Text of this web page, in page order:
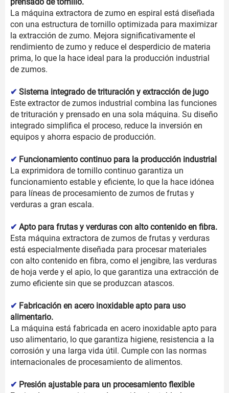
prensado de tornillo.
La máquina extractora de zumo en espiral está diseñada
con una estructura de tornillo optimizada para maximizar
la extracción de zumo. Mejora significativamente el
rendimiento de zumo y reduce el desperdicio de materia
prima, lo que la hace ideal para la producción industrial
de zumos.
✔ Sistema integrado de trituración y extracción de jugo
Este extractor de zumos industrial combina las funciones
de trituración y prensado en una sola máquina. Su diseño
integrado simplifica el proceso, reduce la inversión en
equipos y ahorra espacio de producción.
✔ Funcionamiento continuo para la producción industrial
La exprimidora de tornillo continuo garantiza un
funcionamiento estable y eficiente, lo que la hace idónea
para líneas de procesamiento de zumos de frutas y
verduras a gran escala.
✔ Apto para frutas y verduras con alto contenido en fibra.
Esta máquina extractora de zumos de frutas y verduras
está especialmente diseñada para procesar materiales
con alto contenido en fibra, como el jengibre, las verduras
de hoja verde y el apio, lo que garantiza una extracción de
zumo eficiente sin que se produzcan atascos.
✔ Fabricación en acero inoxidable apto para uso
alimentario.
La máquina está fabricada en acero inoxidable apto para
uso alimentario, lo que garantiza higiene, resistencia a la
corrosión y una larga vida útil. Cumple con las normas
internacionales de procesamiento de alimentos.
✔ Presión ajustable para un procesamiento flexible